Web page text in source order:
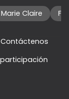
Marie Claire
Contáctenos